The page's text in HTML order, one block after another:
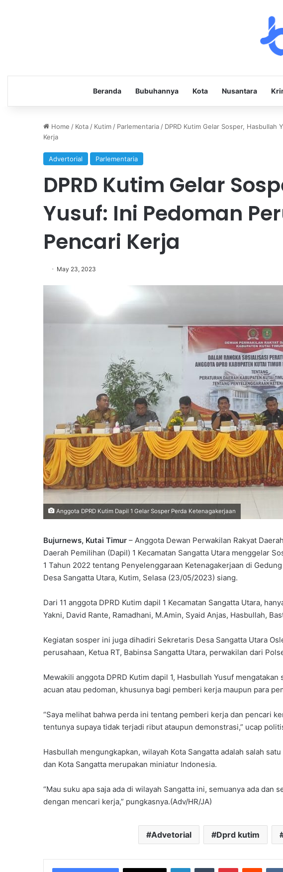
Beranda Bubuhannya Kota Nusantara
Home / Kota / Kutim / Parlementaria / DPRD Kutim Gelar Sosper, Hasbullah
Kerja
Advertorial Parlementaria
DPRD Kutim Gelar
Yusuf: Ini Pedoman
Pencari Kerja
May 23, 2023
Anggota DPRD Kutim Dapil 1 Gelar Sosper Perda Ketenagakerjaan
Bujurnews, Kutai Timur – Anggota Dewan Perwakilan Rakyat
Daerah Pemilihan (Dapil) 1 Kecamatan Sangatta Utara menggelar
1 Tahun 2022 tentang Penyelenggaraan Ketenagakerjaan di
Desa Sangatta Utara, Kutim, Selasa (23/05/2023) siang.
Dari 11 anggota DPRD Kutim dapil 1 Kecamatan Sangatta Utara,
Yakni, David Rante, Ramadhani, M.Amin, Syaid Anjas, Hasbullah,
Kegiatan sosper ini juga dihadiri Sekretaris Desa Sangatta Utara
perusahaan, Ketua RT, Babinsa Sangatta Utara, perwakilan dari
Mewakili anggota DPRD Kutim dapil 1, Hasbullah Yusuf
acuan atau pedoman, khusunya bagi pemberi kerja maupun para
“Saya melihat bahwa perda ini tentang pemberi kerja dan pencari
tentunya supaya tidak terjadi ribut ataupun demonstrasi,” ucap
Hasbullah mengungkapkan, wilayah Kota Sangatta adalah salah
dan Kota Sangatta merupakan miniatur Indonesia.
“Mau suku apa saja ada di wilayah Sangatta ini, semuanya ada dan
dengan mencari kerja,” pungkasnya.(Adv/HR/JA)
Advetorial Dprd kutim
LinkedInTumblr PinterestReddit